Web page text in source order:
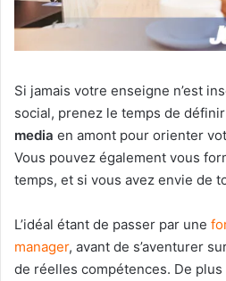
Si jamais votre enseigne n’est
social, prenez le temps de définir
media en amont pour orienter
Vous pouvez également vous
temps, et si vous avez envie de
L’idéal étant de passer par une
manager, avant de s’aventurer
de réelles compétences. De